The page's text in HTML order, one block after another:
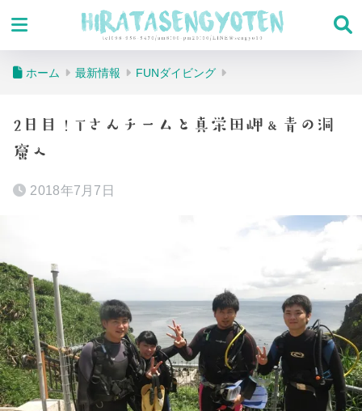
ホーム 最新情報 FUNダイビング
2日目！Tさんチームと真栄田岬＆青の洞
窟へ
2018年7月7日